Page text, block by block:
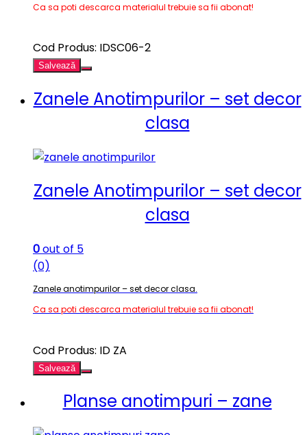
Ca sa poti descarca materialul trebuie sa fii abonat!
Cod Produs: IDSC06-2
Salvează
Zanele Anotimpurilor – set decor
clasa
Zanele Anotimpurilor – set decor
clasa
0out of 5
(0)
Zanele anotimpurilor – set decor clasa.
Ca sa poti descarca materialul trebuie sa fii abonat!
Cod Produs: ID ZA
Salvează
Planse anotimpuri – zane